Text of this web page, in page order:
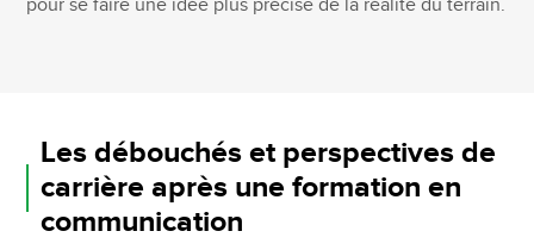
pour se faire une idée plus précise de la réalité du terrain.
Les débouchés et perspectives de
carrière après une formation en
communication